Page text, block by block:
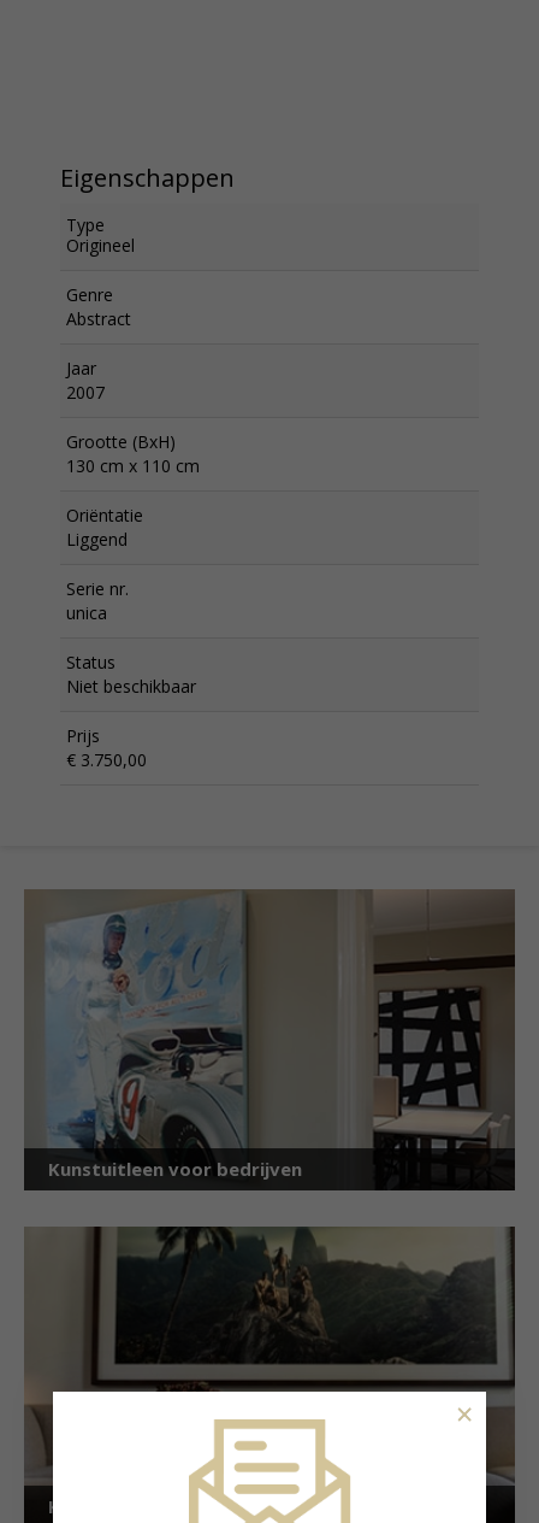
Eigenschappen
Type
Origineel
Genre
Abstract
Jaar
2007
Grootte (BxH)
130 cm x 110 cm
Oriëntatie
Liggend
Serie nr.
unica
Status
Niet beschikbaar
Prijs
€ 3.750,00
Kunstuitleen voor bedrijven
Kunstuitleen voor particulieren
×